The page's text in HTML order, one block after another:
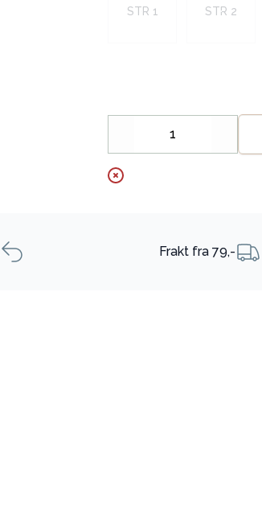
STR 1 STR 2
Decrease
Frakt fra 79,-